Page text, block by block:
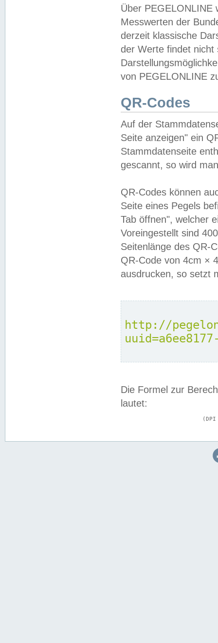
Über PEGELONLINE
Messwerten der
derzeit klassische
der Werte findet
von PEGELONLINE
QR-Codes
Auf der
Seite anzeigen" ein
Stammdatenseite
gescannt, so wird
QR-Codes können
Seite eines Pegels
Tab öffnen", welcher
Voreingestellt sind
Seitenlänge des QR-
QR-Code von 4cm ×
ausdrucken, so setzt
http://
Die Formel zur
lautet: